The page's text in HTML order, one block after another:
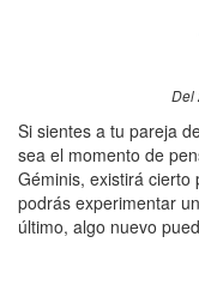
Del
Si sientes a tu pareja
sea el momento de
Géminis, existirá cierto
podrás experimentar
último, algo nuevo